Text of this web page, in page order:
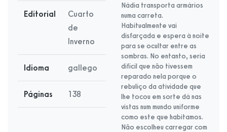
Editorial
Cuarto
de
Inverno
Idioma gallego
Páginas 138
Nádia transporta armários
numa carreta.
Habitualmente vai
disfarçada e espera à noite
para se ocultar entre as
sombras. No entanto, seria
difícil que não tivessem
reparado nela porque o
rebuliço da atividade que
lhe tocou em sorte dá nas
vistas num mundo uniforme
como este que habitamos.
Não escolheu carregar com